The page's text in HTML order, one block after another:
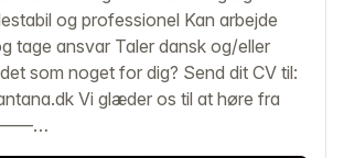
og professionel Kan arbejde
tage ansvar Taler dansk og/eller
som noget for dig? Send dit CV til:
Vi glæder os til at høre fra